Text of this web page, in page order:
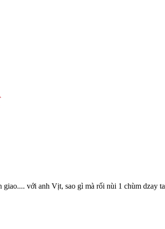
với anh Vịt, sao gì mà rối nùi 1 chùm dzay ta